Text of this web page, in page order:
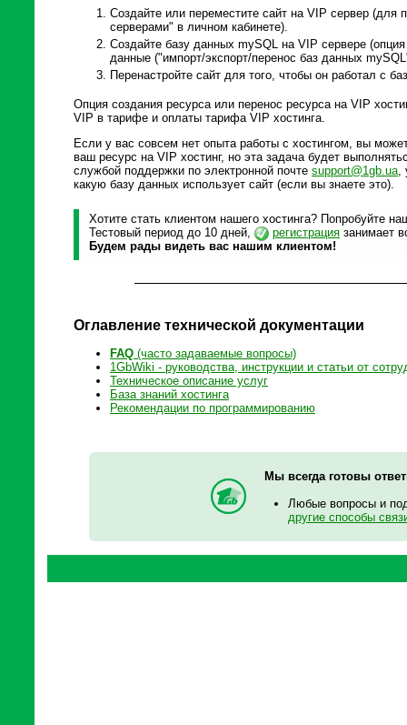
Создайте или переместите сайт на VIP сервер (для
серверами" в личном кабинете).
Создайте базу данных mySQL на VIP сервере
данные ("импорт/экспорт/перенос баз данных
Перенастройте сайт для того, чтобы он работал с
Опция создания ресурса или перенос ресурса на VIP
VIP в тарифе и оплаты тарифа VIP хостинга.
Если у вас совсем нет опыта работы с хостингом, вы
ваш ресурс на VIP хостинг, но эта задача будет
службой поддержки по электронной почте support@1gb.ua,
какую базу данных использует сайт (если вы знаете это).
Хотите стать клиентом нашего хостинга? Попробуйте
Тестовый период до 10 дней,
регистрация занимает
Будем рады видеть вас нашим клиентом!
Оглавление технической документации
FAQ (часто задаваемые вопросы)
1GbWiki - руководства, инструкции и статьи от
Техническое описание услуг
База знаний хостинга
Рекомендации по программированию
Мы всегда готовы
Любые вопросы и
другие способы